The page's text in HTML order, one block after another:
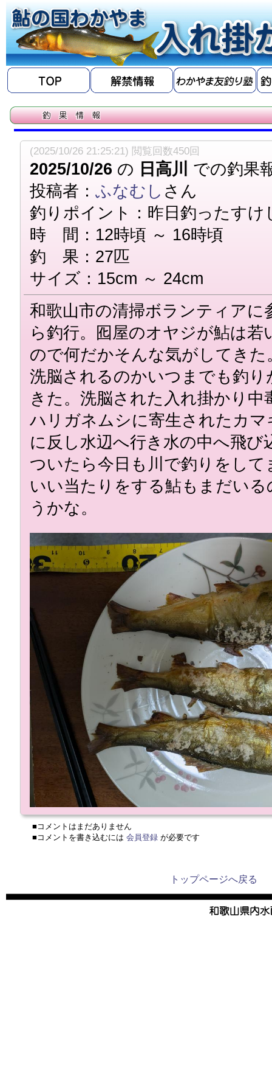
(2025/10/26 21:25:21) 閲覧回数450回
2025/10/26 の 日高川
での釣果
投稿者： ふなむし さん
釣りポイント：昨日釣ったすけ
時 間：12時頃 ～ 16時頃
釣 果：27匹
サイズ：15cm ～ 24cm
和歌山市の清掃ボランティアに
ら釣行。囮屋のオヤジが鮎は
ので何だかそんな気がしてき
洗脳されるのかいつまでも釣
きた。洗脳された入れ掛かり
ハリガネムシに寄生されたカマ
に反し水辺へ行き水の中へ飛び
ついたら今日も川で釣りをして
いい当たりをする鮎もまだい
うかな。
■コメントはまだありません
■コメントを書き込むには 会員登録 が必要です
トップページへ戻る